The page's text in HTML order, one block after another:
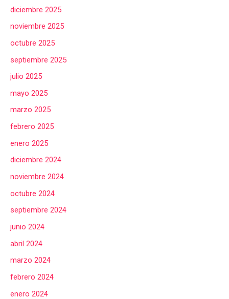
diciembre 2025
noviembre 2025
octubre 2025
septiembre 2025
julio 2025
mayo 2025
marzo 2025
febrero 2025
enero 2025
diciembre 2024
noviembre 2024
octubre 2024
septiembre 2024
junio 2024
abril 2024
marzo 2024
febrero 2024
enero 2024